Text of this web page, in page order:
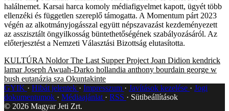
halálnemet. Karsai harca komoly médiafigyelmet kapott, ügyét több
ellenzéki és független szereplő támogatta. A Momentum párt 2023
végén az alkotmányjogásszal együtt népszavazást kezdeményezett
az asszisztált öngyilkosság büntethetőségének szabályozásáról. Az
előterjesztést a Nemzeti Választási Bizottság elutasította.
KULTÚRA Noldor The Last Supper Project Joan Didion kendrick
lamar Joseph Awuah-Darko hollandia anthony bourdain george w
bush eutanázia sza Okuntakinte
GYIK
Hibát jelentek Impresszum Javítások kezelése
Jogi
dokumentumok
Médiaajánlat RSS
Sütibeállítások
© 2026 Magyar Jeti Zrt.